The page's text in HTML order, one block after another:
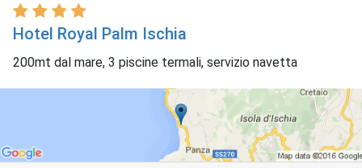
Hotel Royal Palm Ischia
200mt dal mare, 3 piscine termali, servizio navetta